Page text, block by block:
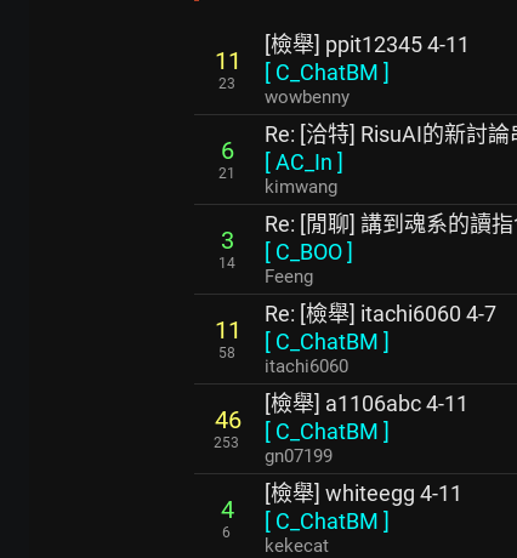
11
23
[檢舉] ppit12345 4-11
[ C_ChatBM ]
wowbenny
6
21
Re: [洽特] RisuAI的新討論
[AC_In ]
kimwang
3
14
Re: [閒聊] 講到魂系的讀
[ C_BOO]
Feeng
11
58
Re: [檢舉] itachi6060 4-7
[ C_ChatBM ]
itachi6060
46
253
[檢舉] a1106abc 4-11
[ C_ChatBM ]
gn07199
4
6
[檢舉] whiteegg 4-11
[ C_ChatBM ]
kekecat